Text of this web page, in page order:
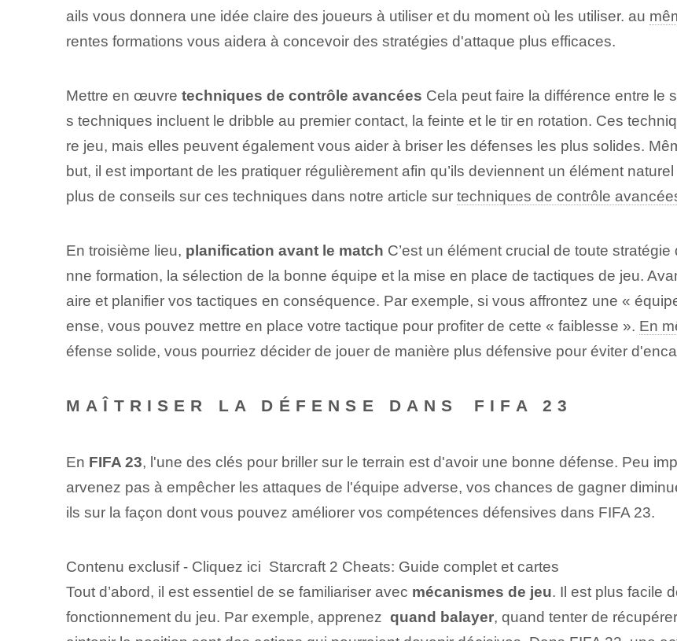
ails vous donnera une idée claire des joueurs à utiliser et du moment où les utiliser. au
rentes formations vous aidera à concevoir des stratégies d'attaque plus efficaces.
Mettre en œuvre techniques de contrôle avancées Cela peut faire la différence entre le
s techniques incluent le ⁢dribble au premier contact, la⁤ feinte⁤ et le tir en rotation.⁢ Ces⁤
re jeu, mais elles peuvent également vous aider à briser les défenses les plus solides.
but, il est important de les pratiquer régulièrement afin qu’ils deviennent un élément
plus de conseils sur ces techniques dans notre article sur techniques de contrôle
En troisième lieu, planification avant le match C’est un élément crucial de toute
nne formation, la sélection de la bonne équipe et la mise en place de tactiques de jeu.
aire et planifier vos tactiques en conséquence. Par exemple, si vous affrontez une «
ense, vous pouvez mettre en place votre tactique pour profiter de cette « faiblesse ». En
éfense solide, vous pourriez décider de jouer de manière plus défensive pour éviter
MAÎTRISER LA DÉFENSE‌ DANS ⁣FIFA 23
En FIFA 23, l'une des clés pour briller sur le terrain est d'avoir une bonne défense. Peu
arvenez pas à empêcher les attaques de l'équipe adverse, vos chances de gagner
ils sur la façon dont vous pouvez améliorer vos compétences défensives dans FIFA 23.
Contenu exclusif - Cliquez ici Starcraft 2 Cheats: Guide complet et cartes
Tout d’abord, il est essentiel de se familiariser avec mécanismes de jeu. Il est plus facile
fonctionnement du jeu. Par exemple, apprenez ⁤ quand balayer, quand tenter de